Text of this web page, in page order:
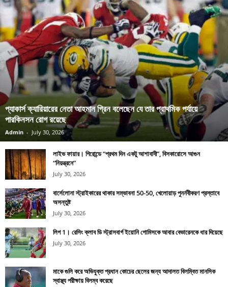
প্যাকার্স ক্যারিয়ারের নেতা আহমান গ্রিন বলেছেন যে তার প্রাথমিক পর্যায়ে
পারকিনসন রোগ রয়েছে
Admin - July 30, 2026
লাইভ ফায়ার। গিরোন্ডে “প্রথম দিন একটু আশাবাদী”, বিসকারোসে আগুন
“নিয়ন্ত্রনে”
July 30, 2026
বার্সেলোনা স্ট্রাইকারের থাকার সম্ভাবনা 50-50, খেলোয়াড় পুনর্নবীকরণ প্রস্তাবে
অসন্তুষ্ট
July 30, 2026
লিগ 1। রেসিং ক্লাব ডি স্ট্রাসবার্গ ইয়োনি গোমিসকে আবার বেভারেনকে ধার দিয়েছে
July 30, 2026
মাকে গুলি করে অভিযুক্ত প্রধান কোচের ছেলের জন্য আদালত বিলম্বিত মানসিক
স্বাস্থ্য পরীক্ষায় বিলম্ব করেছে